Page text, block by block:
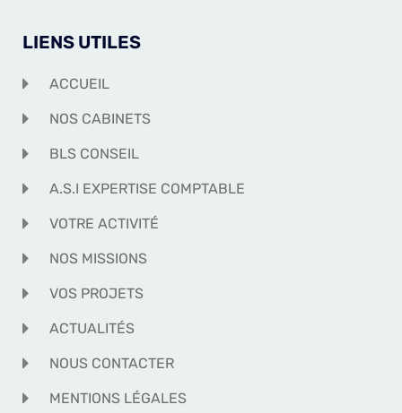
LIENS UTILES
ACCUEIL
NOS CABINETS
BLS CONSEIL
A.S.I EXPERTISE COMPTABLE
VOTRE ACTIVITÉ
NOS MISSIONS
VOS PROJETS
ACTUALITÉS
NOUS CONTACTER
MENTIONS LÉGALES